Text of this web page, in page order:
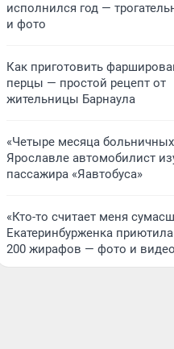
исполнился год —
и фото
Как приготовить
перцы — простой рецепт от
жительницы Барнаула
«Четыре месяца
Ярославле автомобилист
пассажира «Яавтобуса»
«Кто-то считает меня
Екатеринбурженка
200 жирафов — фото и видео